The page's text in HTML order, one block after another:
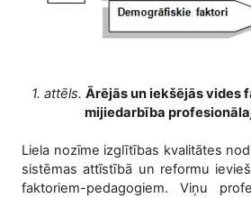
1. attēls. Ārējās un iekšējās vides
mijiedarbība
Liela nozīme izglītības kvalitātes
sistēmas attīstībā un reformu
faktoriem-pedagogiem. Viņu